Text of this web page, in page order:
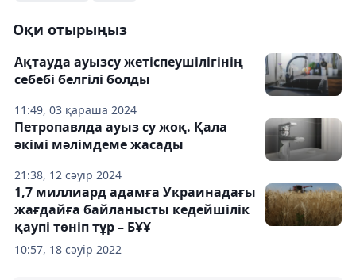
Оқи отырыңыз
11:49, 03 қараша 2024
Ақтауда ауызсу жетіспеушілігінің
себебі белгілі болды
21:38, 12 сәуір 2024
Петропавлда ауыз су жоқ. Қала
әкімі мәлімдеме жасады
10:57, 18 сәуір 2022
1,7 миллиард адамға Украинадағы
жағдайға байланысты кедейшілік
қаупі төніп тұр – БҰҰ